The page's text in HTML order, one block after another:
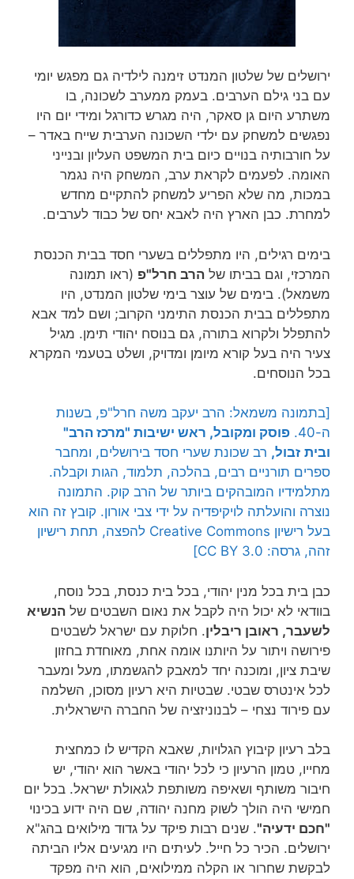
ירושלים של שלטון המנדט זימנה לילדיה גם מפגש יומי
עם בני גילם הערבים. בעמק ממערב לשכונה, בו
משתרע היום גן סאקר, היה מגרש כדורגל ומידי יום היו
נפגשים למשחק עם ילדי השכונה הערבית שייח באדר –
על חורבותיה בנויים כיום בית המשפט העליון ובנייני
האומה. לפעמים לקראת ערב, המשחק היה נגמר
במכות, מה שלא הפריע למשחק להתקיים מחדש
למחרת. כבן הארץ היה לאבא יחס של כבוד לערבים.
בימים רגילים, היו מתפללים בשערי חסד בבית הכנסת
המרכזי, וגם בביתו של הרב חרל"פ (ראו תמונה
משמאל). בימים של עוצר בימי שלטון המנדט, היו
מתפללים בבית הכנסת התימני הקרוב; ושם למד אבא
להתפלל ולקרוא בתורה, גם בנוסח יהודי תימן. מגיל
צעיר היה בעל קורא מיומן ומדויק, ושלט בטעמי המקרא
בכל הנוסחים.
[בתמונה משמאל: הרב יעקב משה חרל"פ, בשנות
ה-40.
פוסק ומקובל, ראש ישיבות "מרכז הרב"
ובית זבול, רב שכונת שערי חסד בירושלים, ומחבר
ספרים תורניים רבים, בהלכה, תלמוד, הגות וקבלה.
מתלמידיו המובהקים ביותר של הרב קוק. התמונה
נוצרה והועלתה לויקיפדיה על ידי צבי אורון. קובץ זה הוא
בעל רישיון Creative Commons להפצה, תחת רישיון
זהה, גרסה: CC BY 3.0]
כבן בית בכל מנין יהודי, בכל בית כנסת, בכל נוסח,
בוודאי לא יכול היה לקבל את נאום השבטים של הנשיא
לשעבר, ראובן ריבלין. חלוקת עם ישראל לשבטים
פירושה ויתור על היותנו אומה אחת, מאוחדת בחזון
שיבת ציון, ומוכנה יחד למאבק להגשמתו, מעל ומעבר
לכל אינטרס שבטי. שבטיות היא רעיון מסוכן, השלמה
עם פירוד נצחי – לבנוניזציה של החברה הישראלית.
בלב רעיון קיבוץ הגלויות, שאבא הקדיש לו כמחצית
מחייו, טמון הרעיון כי לכל יהודי באשר הוא יהודי, יש
חיבור משותף ושאיפה משותפת לגאולת ישראל. בכל יום
חמישי היה הולך לשוק מחנה יהודה, שם היה ידוע בכינוי
"חכם ידעיה". שנים רבות פיקד על גדוד מילואים בהג"א
ירושלים. הכיר כל חייל. לעיתים היו מגיעים אליו הביתה
לבקשת שחרור או הקלה ממילואים, הוא היה מפקד